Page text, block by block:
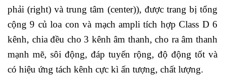
phải (right) và trung tâm (center)), được trang bị tổng
cộng 9 củ loa con và mạch ampli tích hợp Class D 6
kênh, chia đều cho 3 kênh âm thanh, cho ra âm thanh
mạnh mẽ, sôi động, đáp tuyến rộng, độ động tốt và
có hiệu ứng tách kênh cực kì ấn tượng, chất lượng.